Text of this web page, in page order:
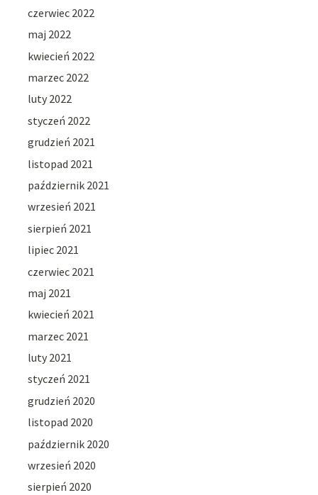
czerwiec 2022
maj 2022
kwiecień 2022
marzec 2022
luty 2022
styczeń 2022
grudzień 2021
listopad 2021
październik 2021
wrzesień 2021
sierpień 2021
lipiec 2021
czerwiec 2021
maj 2021
kwiecień 2021
marzec 2021
luty 2021
styczeń 2021
grudzień 2020
listopad 2020
październik 2020
wrzesień 2020
sierpień 2020